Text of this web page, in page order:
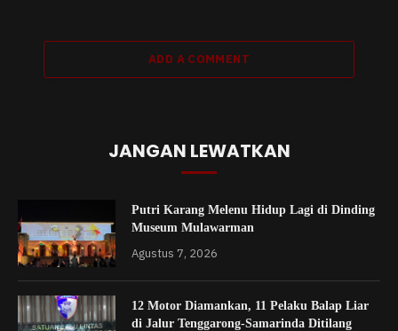
ADD A COMMENT
JANGAN LEWATKAN
Putri Karang Melenu Hidup Lagi di Dinding
Museum Mulawarman
Agustus 7, 2026
12 Motor Diamankan, 11 Pelaku Balap Liar
di Jalur Tenggarong-Samarinda Ditilang